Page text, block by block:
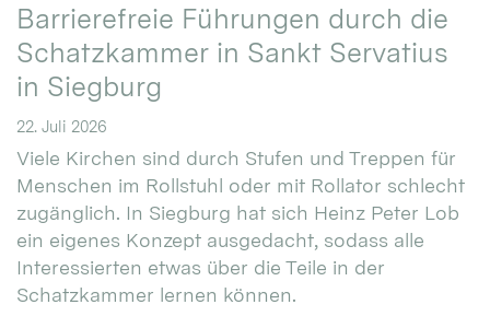
Barrierefreie Führungen durch die
Schatzkammer in Sankt Servatius
in Siegburg
22. Juli 2026
Viele Kirchen sind durch Stufen und Treppen für
Menschen im Rollstuhl oder mit Rollator schlecht
zugänglich. In Siegburg hat sich Heinz Peter Lob
ein eigenes Konzept ausgedacht, sodass alle
Interessierten etwas über die Teile in der
Schatzkammer lernen können.